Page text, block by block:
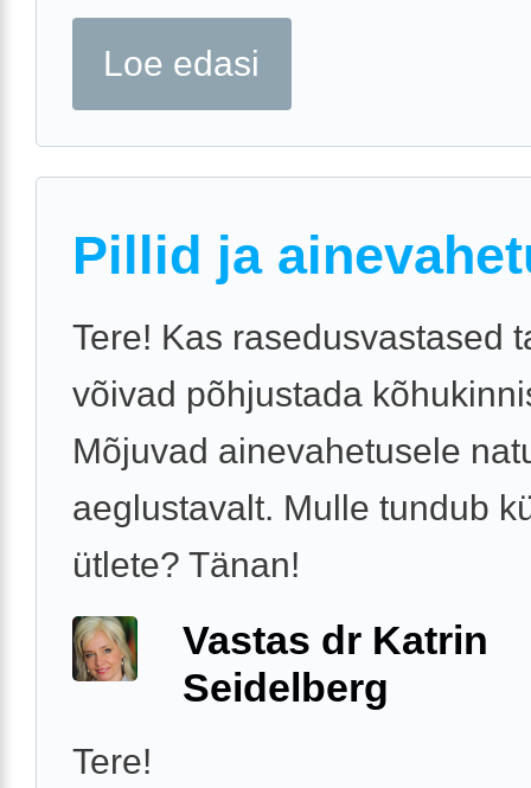
Loe edasi
Pillid ja
Tere! Kas rasedusvastased
võivad põhjustada
Mõjuvad ainevahetusele
aeglustavalt. Mulle tundub
ütlete? Tänan!
Vastas dr Katrin
Seidelberg
Tere!